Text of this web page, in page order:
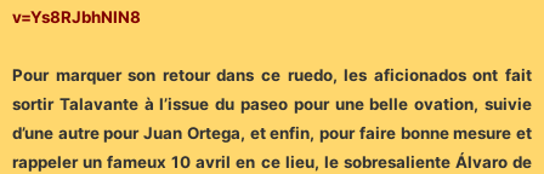
v=Ys8RJbhNIN8
Pour marquer son retour dans ce ruedo, les aficionados ont fait
sortir Talavante à l’issue du paseo pour une belle ovation, suivie
d’une autre pour Juan Ortega, et enfin, pour faire bonne mesure et
rappeler un fameux 10 avril en ce lieu, le sobresaliente Álvaro de